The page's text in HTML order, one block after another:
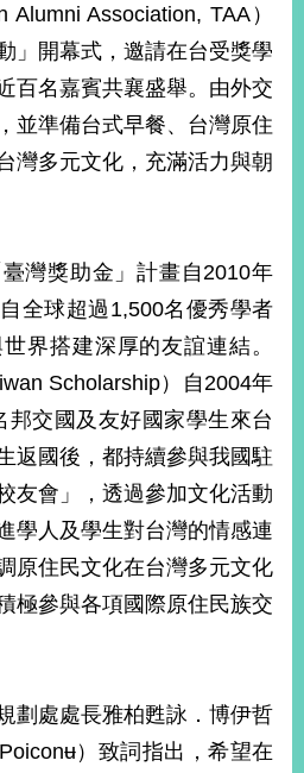
Association, TAA）
」開幕式，邀請在台受獎學
百名嘉賓共襄盛舉。由外交
並準備台式早餐、台灣原住
灣多元文化，充滿活力與朝
灣獎助金」計畫自2010年
全球超過1,500名優秀學者
界搭建深厚的友誼連結。
Scholarship）自2004年
邦交國及友好國家學生來台
返國後，都持續參與我國駐
友會」，透過參加文化活動
學人及學生對台灣的情感連
原住民文化在台灣多元文化
極參與各項國際原住民族交
劃處處長雅柏甦詠．博伊哲
）致詞指出，希望在